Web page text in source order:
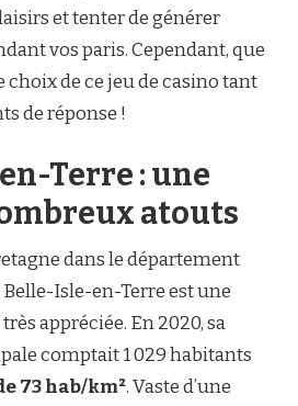
et tenter de générer
vos paris. Cependant, que
de ce jeu de casino tant
de réponse !
Terre : une
atouts
dans le département
Belle-Isle-en-Terre est une
très appréciée. En 2020, sa
comptait 1 029 habitants
73 hab/km². Vaste d’une